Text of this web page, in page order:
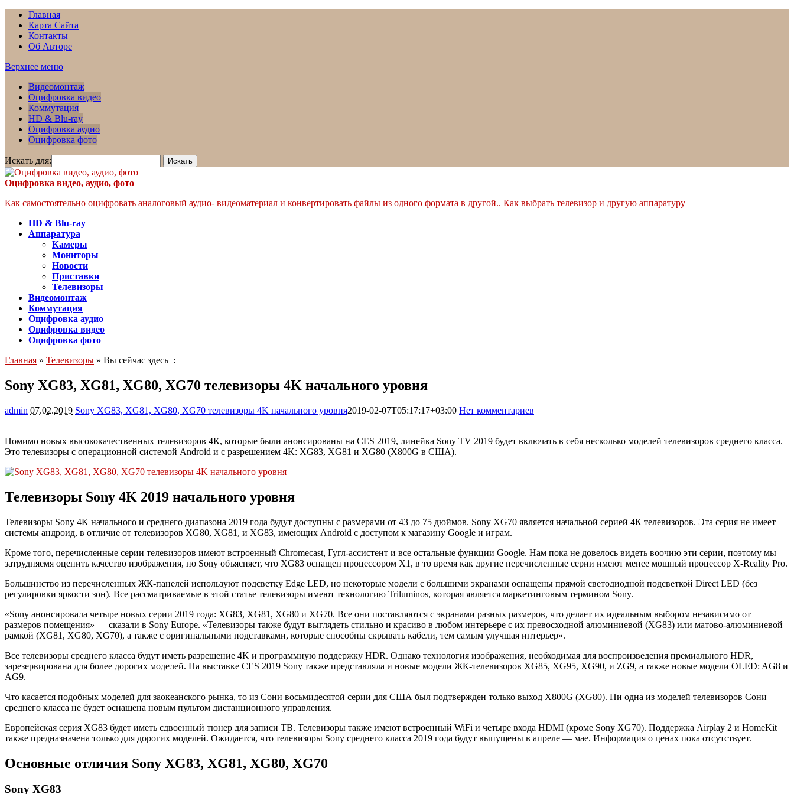
Главная
Карта Сайта
Контакты
Об Авторе
Верхнее меню
Видеомонтаж
Оцифровка видео
Коммутация
HD & Blu-ray
Оцифровка аудио
Оцифровка фото
Искать для:
Оцифровка видео, аудио, фото
Как самостоятельно оцифровать аналоговый аудио- видеоматериал и конвертировать файлы из одного формата в другой.. Как выбрать телевизор и другую аппаратуру
HD & Blu-ray
Аппаратура
Камеры
Мониторы
Новости
Приставки
Телевизоры
Видеомонтаж
Коммутация
Оцифровка аудио
Оцифровка видео
Оцифровка фото
Главная » Телевизоры » Вы сейчас здесь :
Sony XG83, XG81, XG80, XG70 телевизоры 4K начального уровня
admin 07.02.2019 Sony XG83, XG81, XG80, XG70 телевизоры 4K начального уровня2019-02-07T05:17:17+03:00 Нет комментариев
Помимо новых высококачественных телевизоров 4К, которые были анонсированы на CES 2019, линейка Sony TV 2019 будет включать в себя несколько моделей телевизоров среднего класса.
Это телевизоры с операционной системой Android и с разрешением 4K: XG83, XG81 и XG80 (X800G в США).
Телевизоры Sony 4K 2019 начального уровня
Телевизоры Sony 4K начального и среднего диапазона 2019 года будут доступны c размерами от 43 до 75 дюймов. Sony XG70 является начальной серией 4К телевизоров. Эта серия не имеет
системы андроид, в отличие от телевизоров XG80, XG81, и XG83, имеющих Android с доступом к магазину Google и играм.
Кроме того, перечисленные серии телевизоров имеют встроенный Chromecast, Гугл-ассистент и все остальные функции Google. Нам пока не довелось видеть воочию эти серии, поэтому мы
затрудняемя оценить качество изображения, но Sony объясняет, что XG83 оснащен процессором X1, в то время как другие перечисленные серии имеют менее мощный процессор X-Reality Pro.
Большинство из перечисленных ЖК-панелей используют подсветку Edge LED, но некоторые модели с большими экранами оснащены прямой светодиодной подсветкой Direct LED (без
регулировки яркости зон). Все рассматриваемые в этой статье телевизоры имеют технологию Triluminos, которая является маркетинговым термином Sony.
«Sony анонсировала четыре новых серии 2019 года: XG83, XG81, XG80 и XG70. Все они поставляются с экранами разных размеров, что делает их идеальным выбором независимо от
размеров помещения» — сказали в Sony Europe. «Телевизоры также будут выглядеть стильно и красиво в любом интерьере с их превосходной алюминиевой (XG83) или матово-алюминиевой
рамкой (XG81, XG80, XG70), а также с оригинальными подставками, которые способны скрывать кабели, тем самым улучшая интерьер».
Все телевизоры среднего класса будут иметь разрешение 4K и программную поддержку HDR. Однако технология изображения, необходимая для воспроизведения премиального HDR,
зарезервирована для более дорогих моделей. На выставке CES 2019 Sony также представляла и новые модели ЖК-телевизоров XG85, XG95, XG90, и ZG9, а также новые модели OLED: AG8 и
AG9.
Что касается подобных моделей для заокеанского рынка, то из Сони восьмидесятой серии для США был подтвержден только выход X800G (XG80). Ни одна из моделей телевизоров Сони
среднего класса не будет оснащена новым пультом дистанционного управления.
Европейская серия XG83 будет иметь сдвоенный тюнер для записи ТВ. Телевизоры также имеют встроенный WiFi и четыре входа HDMI (кроме Sony XG70). Поддержка Airplay 2 и HomeKit
также предназначена только для дорогих моделей. Ожидается, что телевизоры Sony среднего класса 2019 года будут выпущены в апреле — мае. Информация о ценах пока отсутствует.
Основные отличия Sony XG83, XG81, XG80, XG70
Sony XG83